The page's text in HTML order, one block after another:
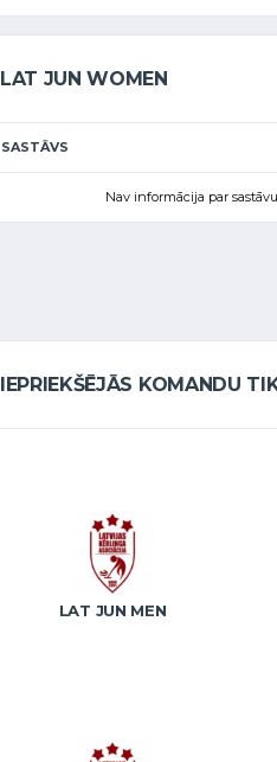
LAT JUN WOMEN
SASTĀVS
Nav informācija par sastāvu
IEPRIEKŠĒJĀS KOMANDU
LAT JUN MEN